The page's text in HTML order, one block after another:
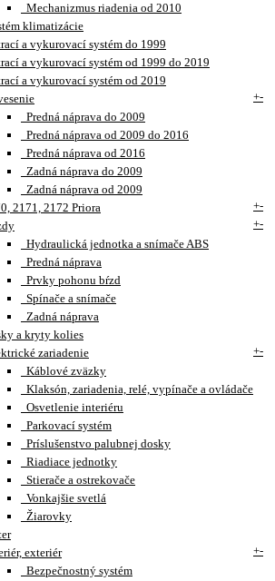
Mechanizmus riadenia od 2010
klimatizácie
a vykurovací systém do 1999
a vykurovací systém od 1999 do 2019
a vykurovací systém od 2019
+-
Predná náprava do 2009
Predná náprava od 2009 do 2016
Predná náprava od 2016
Zadná náprava do 2009
Zadná náprava od 2009
2171, 2172 Priora
+-
+-
Hydraulická jednotka a snímače ABS
Predná náprava
Prvky pohonu bŕzd
Spínače a snímače
Zadná náprava
a kryty kolies
zariadenie
+-
Káblové zväzky
Klaksón, zariadenia, relé, vypínače a ovládače
Osvetlenie interiéru
Parkovací systém
Príslušenstvo palubnej dosky
Riadiace jednotky
Stierače a ostrekovače
Vonkajšie svetlá
Žiarovky
exteriér
+-
Bezpečnostný systém